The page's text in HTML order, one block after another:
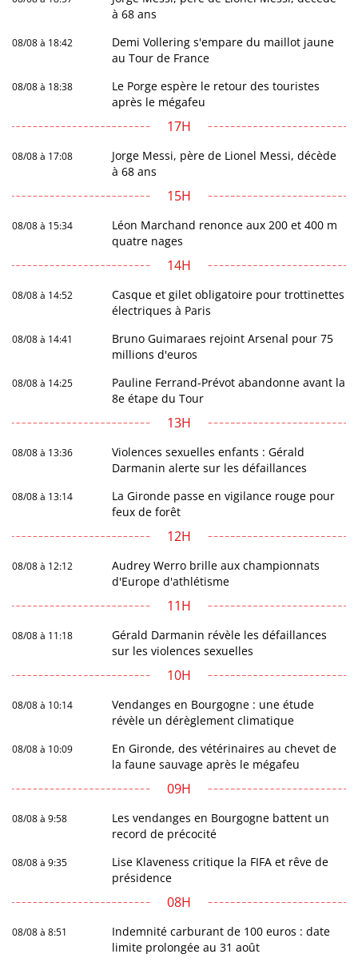
à 68 ans
08/08 à 18:42
Demi Vollering s'empare du maillot jaune
au Tour de France
08/08 à 18:38
Le Porge espère le retour des touristes
après le mégafeu
17H
08/08 à 17:08
Jorge Messi, père de Lionel Messi, décède
à 68 ans
15H
08/08 à 15:34
Léon Marchand renonce aux 200 et 400 m
quatre nages
14H
08/08 à 14:52
Casque et gilet obligatoire pour trottinettes
électriques à Paris
08/08 à 14:41
Bruno Guimaraes rejoint Arsenal pour 75
millions d'euros
08/08 à 14:25
Pauline Ferrand-Prévot abandonne avant la
8e étape du Tour
13H
08/08 à 13:36
Violences sexuelles enfants : Gérald
Darmanin alerte sur les défaillances
08/08 à 13:14
La Gironde passe en vigilance rouge pour
feux de forêt
12H
08/08 à 12:12
Audrey Werro brille aux championnats
d'Europe d'athlétisme
11H
08/08 à 11:18
Gérald Darmanin révèle les défaillances
sur les violences sexuelles
10H
08/08 à 10:14
Vendanges en Bourgogne : une étude
révèle un dérèglement climatique
08/08 à 10:09
En Gironde, des vétérinaires au chevet de
la faune sauvage après le mégafeu
09H
08/08 à 9:58
Les vendanges en Bourgogne battent un
record de précocité
08/08 à 9:35
Lise Klaveness critique la FIFA et rêve de
présidence
08H
08/08 à 8:51
Indemnité carburant de 100 euros : date
limite prolongée au 31 août